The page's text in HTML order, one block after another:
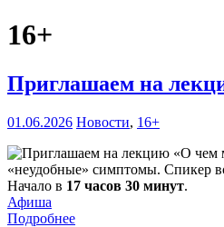
16+
Приглашаем на
01.06.2026 Новости, 16+
«неудобные» симптомы. Спикер
Начало в 17 часов 30 минут.
Афиша
Подробнее